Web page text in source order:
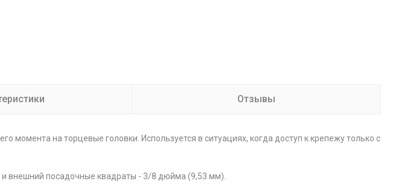
Отзывы
на торцевые головки. Используется в ситуациях, когда доступ к крепежу только с
внешний посадочные квадраты - 3/8 дюйма (9,53 мм).